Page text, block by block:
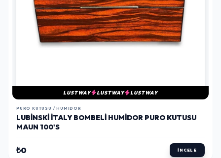
LUSTWAY LUSTWAY LUSTWAY
PURO KUTUSU / HUMIDOR
LUBINSKI İTALY BOMBELI HUMIDOR PURO KUTUSU
MAUN 100'S
₺0 İNCELE